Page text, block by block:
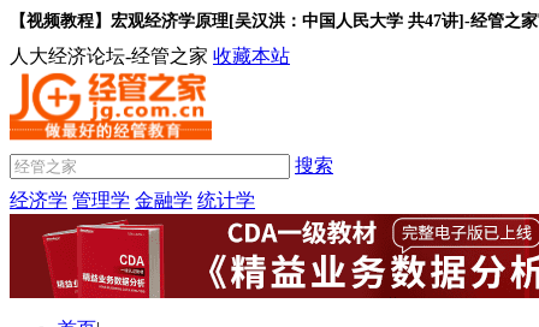
【视频教程】宏观经济学原理[吴汉洪：中国人民大学 共47讲]-经管之
人大经济论坛-经管之家 收藏本站
搜索
经济学 管理学 金融学 统计学